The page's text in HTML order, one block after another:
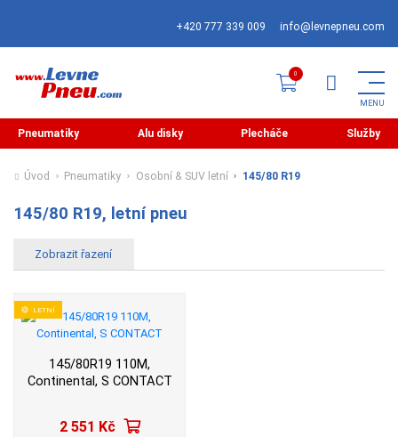
+420 777 339 009 info@levnepneu.com
Pneumatiky Alu disky Plecháče Služby
Úvod Pneumatiky Osobní & SUV letní 145/80 R19
145/80 R19, letní pneu
LETNÍ
145/80R19 110M,
Continental, S CONTACT
2 551 Kč